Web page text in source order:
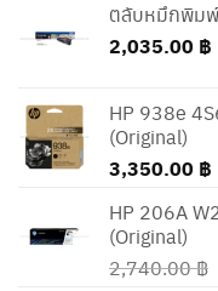
ตลับหมึกพิมพ์
2,035.00 ฿
HP 938e
(Original)
3,350.00 ฿
HP 206A
(Original)
2,740.00฿